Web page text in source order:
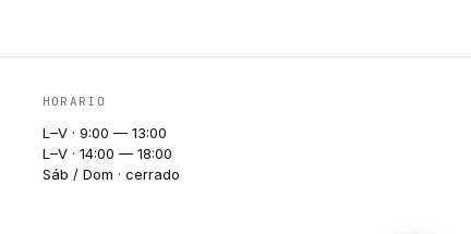
HORARIO
L–V · 9:00 — 13:00
L–V · 14:00 — 18:00
Sáb / Dom · cerrado